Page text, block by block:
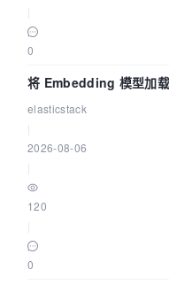
0
将 Embedding 模型加
elasticstack
2026-08-06
120
0